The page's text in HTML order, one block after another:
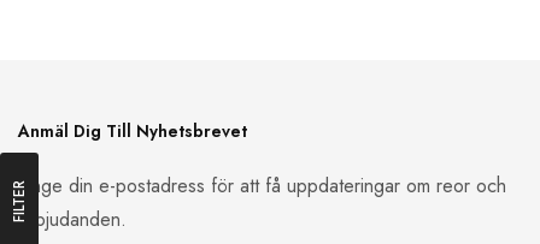
FILTER
Anmäl Dig Till Nyhetsbrevet
Ange din e-postadress för att få uppdateringar om reor och
erbjudanden.